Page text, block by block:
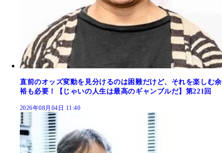
直前のオッズ変動を見分けるのは困難だけど、それを楽しむ余
裕も必要！【じゃいの人生は最高のギャンブルだ】第221回
2026年08月04日 11:40